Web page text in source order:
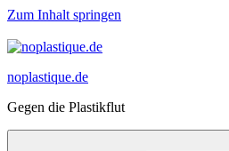
Zum Inhalt springen
noplastique.de
Gegen die Plastikflut